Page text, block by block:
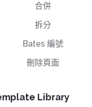
合併
拆分
Bates 編號
刪除頁面
Library